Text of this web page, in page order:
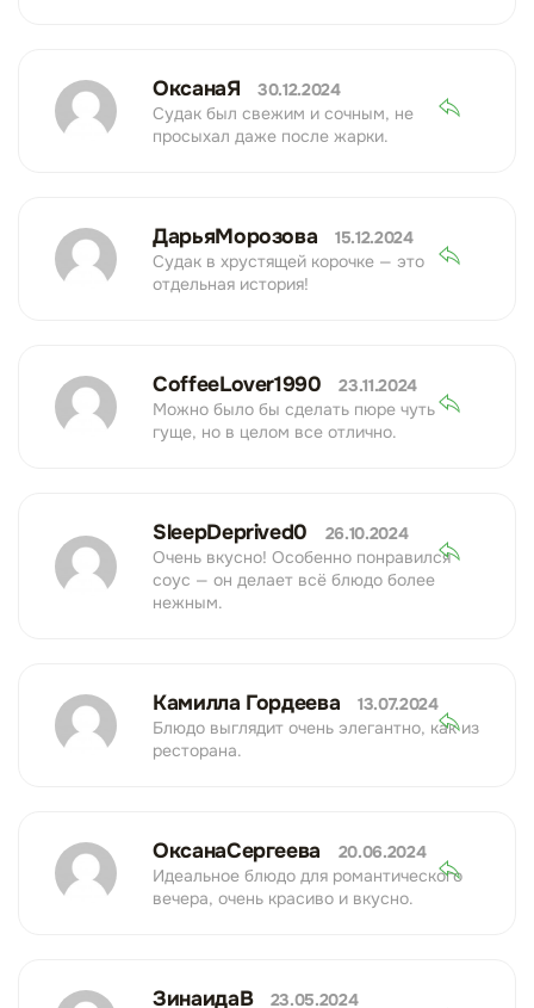
ОксанаЯ
30.12.2024
Судак был свежим и сочным, не
просыхал даже после жарки.
ДарьяМорозова
15.12.2024
Судак в хрустящей корочке — это
отдельная история!
CoffeeLover1990
23.11.2024
Можно было бы сделать пюре чуть
гуще, но в целом все отлично.
SleepDeprived0
26.10.2024
Очень вкусно! Особенно понравился
соус — он делает всё блюдо более
нежным.
Камилла Гордеева
13.07.2024
Блюдо выглядит очень элегантно, как из
ресторана.
ОксанаСергеева
20.06.2024
Идеальное блюдо для романтического
вечера, очень красиво и вкусно.
ЗинаидаВ
23.05.2024